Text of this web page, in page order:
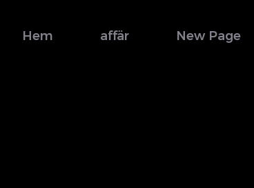
Hem affär New Page